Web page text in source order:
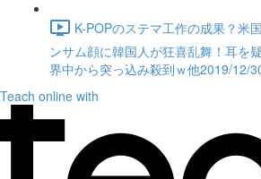
K-POPのステマ工作の成果？米
ンサム顔に韓国人が狂喜乱舞！耳を
界中から突っ込み殺到ｗ他2019/12/
Teach online with